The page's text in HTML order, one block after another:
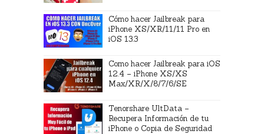
Cómo hacer Jailbreak para
iPhone XS/XR/11/11 Pro en
iOS 13.3
Como hacer Jailbreak para iOS
12.4 – iPhone XS/XS
Max/XR/X/8/7/6/SE
Tenorshare UltData –
Recupera Información de tu
iPhone o Copia de Seguridad